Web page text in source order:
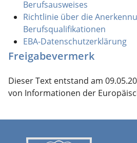
Berufsausweises
Richtlinie über die
Berufsqualifikationen
EBA-Datenschutzerklärung
Freigabevermerk
Dieser Text entstand am
von Informationen der